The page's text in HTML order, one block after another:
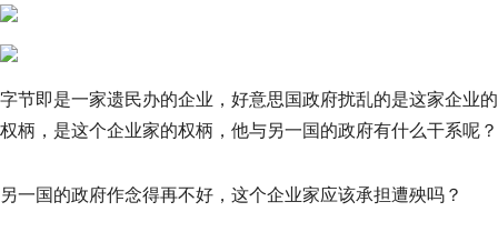
字节即是一家遗民办的企业，好意思国政府扰乱的是这家企业的
权柄，是这个企业家的权柄，他与另一国的政府有什么干系呢？
另一国的政府作念得再不好，这个企业家应该承担遭殃吗？